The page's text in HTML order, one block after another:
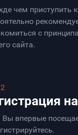
чем приступить
с
сайта.
Вы впервые